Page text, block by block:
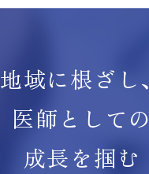
地域に根ざし、
医師としての
成長を掴む